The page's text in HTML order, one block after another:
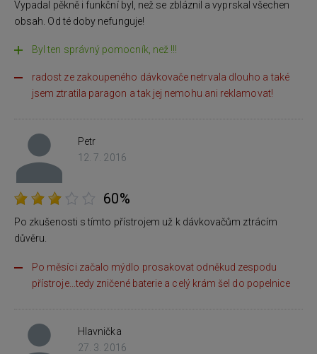
Vypadal pěkně i funkční byl, než se zbláznil a vyprskal všechen
obsah. Od té doby nefunguje!
Byl ten správný pomocník, než !!!
radost ze zakoupeného dávkovače netrvala dlouho a také
jsem ztratila paragon a tak jej nemohu ani reklamovat!
Petr
12. 7. 2016
60%
Po zkušenosti s tímto přístrojem už k dávkovačům ztrácím
důvěru.
Po měsíci začalo mýdlo prosakovat odněkud zespodu
přístroje...tedy zničené baterie a celý krám šel do popelnice
Hlavnička
27. 3. 2016